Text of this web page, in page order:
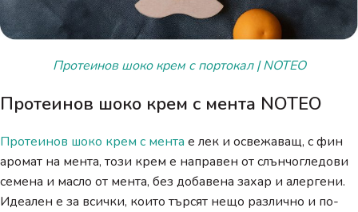
Протеинов шоко крем с портокал | NOTEO
Протеинов шоко крем с мента NOTEO
Протеинов шоко крем с мента е лек и освежаващ, с фин
аромат на мента, този крем е направен от слънчогледови
семена и масло от мента, без добавена захар и алергени.
Идеален е за всички, които търсят нещо различно и по-